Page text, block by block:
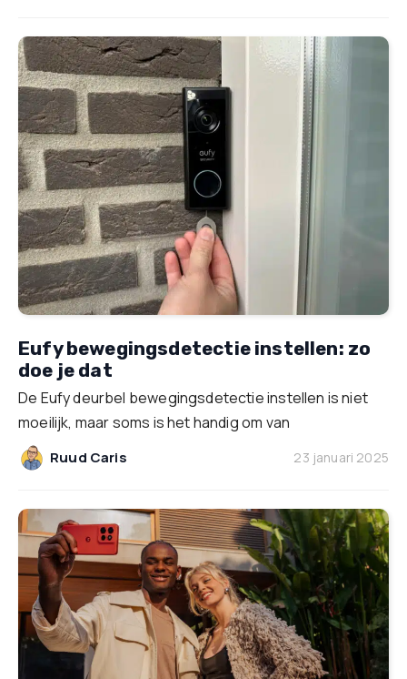
Eufy bewegingsdetectie instellen: zo
doe je dat
De Eufy deurbel bewegingsdetectie instellen is niet
moeilijk, maar soms is het handig om van
Ruud Caris 23 januari 2025